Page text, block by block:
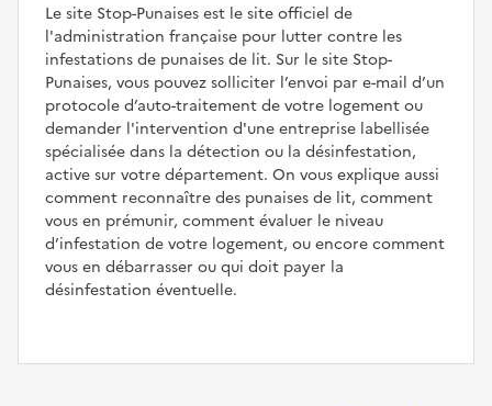
Le site Stop-Punaises est le site officiel de
l'administration française pour lutter contre les
infestations de punaises de lit. Sur le site Stop-
Punaises, vous pouvez solliciter l’envoi par e-mail d’un
protocole d’auto-traitement de votre logement ou
demander l'intervention d'une entreprise labellisée
spécialisée dans la détection ou la désinfestation,
active sur votre département. On vous explique aussi
comment reconnaître des punaises de lit, comment
vous en prémunir, comment évaluer le niveau
d’infestation de votre logement, ou encore comment
vous en débarrasser ou qui doit payer la
désinfestation éventuelle.